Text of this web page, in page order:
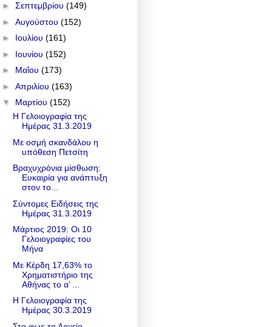
► Σεπτεμβρίου (149)
► Αυγούστου (152)
► Ιουλίου (161)
► Ιουνίου (152)
► Μαΐου (173)
► Απριλίου (163)
▼ Μαρτίου (152)
Η Γελοιογραφία της
Ημέρας 31.3.2019
Με οσμή σκανδάλου η
υπόθεση Πετσίτη
Βραχυχρόνια μίσθωση:
Ευκαιρία για ανάπτυξη
στον το...
Σύντομες Ειδήσεις της
Ημέρας 31.3.2019
Μάρτιος 2019: Οι 10
Γελοιογραφίες του
Μήνα
Με Κέρδη 17,63% το
Χρηματιστήριο της
Αθήνας το α’ ...
Η Γελοιογραφία της
Ημέρας 30.3.2019